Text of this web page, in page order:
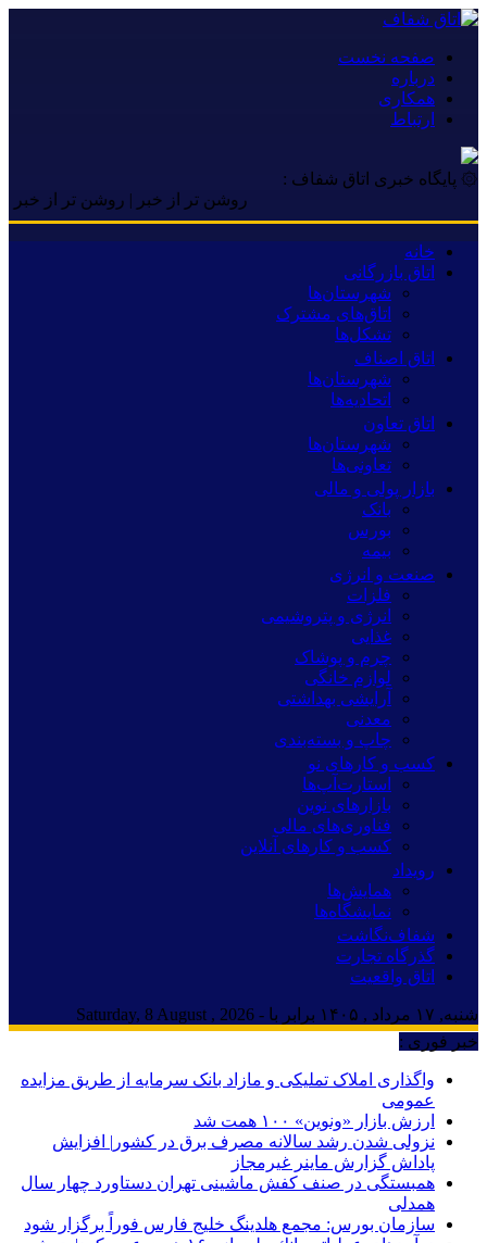
صفحه نخست
درباره
همکاری
ارتباط
۞ پایگاه خبری اتاق شفاف :
روشن تر از خبر | روشن تر از خبر |
خانه
اتاق بازرگانی
شهرستان‌ها
اتاق‌های مشترک
تشکل‌ها
اتاق اصناف
شهرستان‌ها
اتحادیه‌ها
اتاق تعاون
شهرستان‌ها
تعاونی‌ها
بازار پولی و مالی
بانک
بورس
بیمه
صنعت و انرژی
فلزات
انرژی و پتروشیمی
غذایی
چرم و پوشاک
لوازم خانگی
آرایشی بهداشتی
معدنی
چاپ و بسته‌بندی
کسب و کارهای نو
استارت‌آپ‌ها
بازارهای نوین
فناوری‌های مالی
کسب و کارهای آنلاین
رویداد
همایش‌ها
نمایشگاه‌ها
شفاف‌نگاشت
گذرگاه تجارت
اتاق واقعیت
شنبه, ۱۷ مرداد , ۱۴۰۵ برابر با - Saturday, 8 August , 2026
خبر فوری :
واگذاری املاک تملیکی و مازاد بانک سرمایه از طریق مزایده
عمومی
ارزش بازار «ونوین» ۱۰۰ همت شد
نزولی شدن رشد سالانه مصرف برق در کشور| افزایش
پاداش گزارش ماینر غیرمجاز
همبستگی در صنف کفش ماشینی تهران دستاورد چهار سال
همدلی
سازمان بورس: مجمع هلدینگ خلیج فارس فوراً برگزار شود